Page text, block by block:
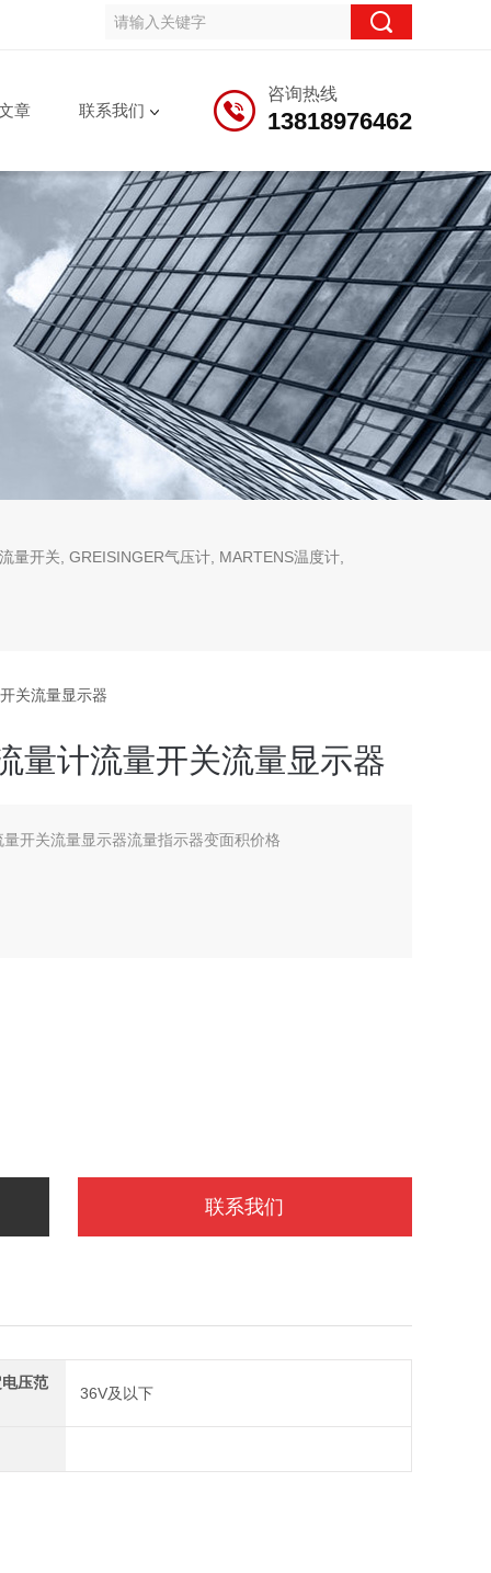
咨询热线
13818976462
章 联系我们
量开关, GREISINGER气压计, MARTENS温度计,
关流量显示器
量计流量开关流量显示器
开关流量显示器流量指示器变面积价格
联系我们
压范
36V及以下